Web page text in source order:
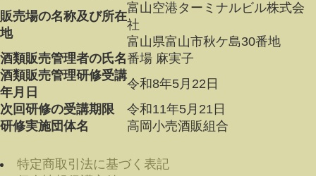
販売場の名称及び所在
地
富山空港ターミナルビル株式会
社
富山県富山市秋ケ島30番地
酒類販売管理者の氏名番場 麻実子
酒類販売管理研修受講
年月日
令和8年5月22日
次回研修の受講期限
令和11年5月21日
研修実施団体名
高岡小売酒販組合
特定商取引法に基づく表記